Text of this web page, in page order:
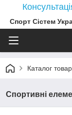
Спорт Сістем
Каталог
Спортивні